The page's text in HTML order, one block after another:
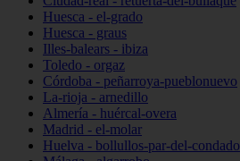
Huesca - el-grado
Huesca - graus
Illes-balears - ibiza
Toledo - orgaz
Córdoba - peñarroya-pueblonuevo
La-rioja - arnedillo
Almería - huércal-overa
Madrid - el-molar
Huelva - bollullos-par-del-condado